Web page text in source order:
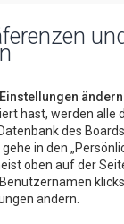
hast, werden alle
des
in den
oben auf der
ändern.